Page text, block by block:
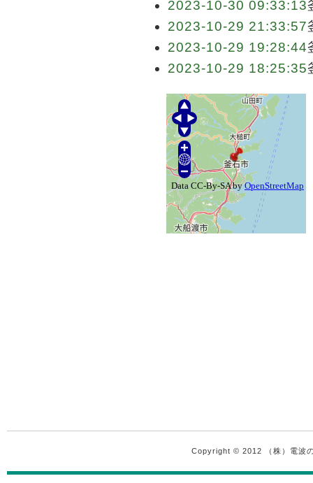
2023-10-30 09:33:13
2023-10-29 21:33:57
2023-10-29 19:28:44
2023-10-29 18:25:35
Copyright © 2012 （株）電波